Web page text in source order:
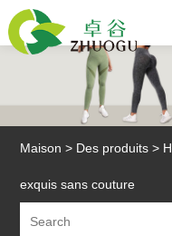
Maison > Des produits >
exquis sans couture